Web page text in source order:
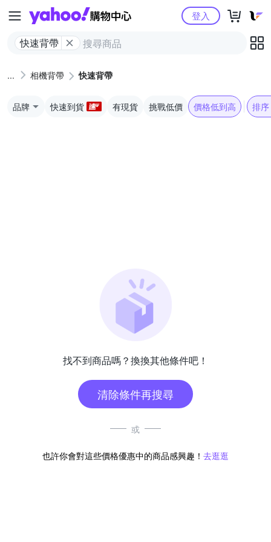
Yahoo購物中心
快速背帶
登入
相機背帶 快速背帶
品牌 快速到貨 有現貨 挑戰低價 價格低到高 排序
找不到商品嗎？換換其他條件吧！
清除條件再搜尋
或
也許你會對這些價格優惠中的商品感興趣！ 去逛逛